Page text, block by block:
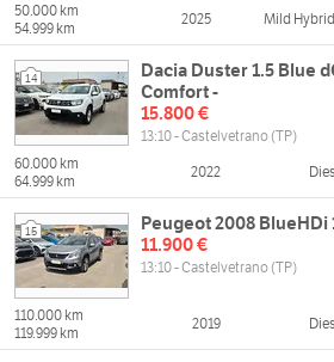
50.000 km
54.999 km
2025 Mild
14
Dacia Duster 1.5 Blue
Comfort -
15.800 €
13:10 - Castelvetrano (TP)
60.000 km
64.999 km
2022
15
Peugeot 2008 BlueHDi
11.900 €
13:10 - Castelvetrano (TP)
110.000 km
119.999 km
2019